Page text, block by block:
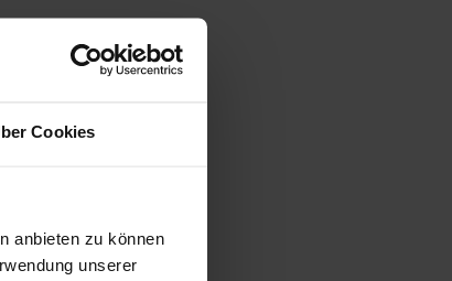
Cookies
anbieten zu können
unserer